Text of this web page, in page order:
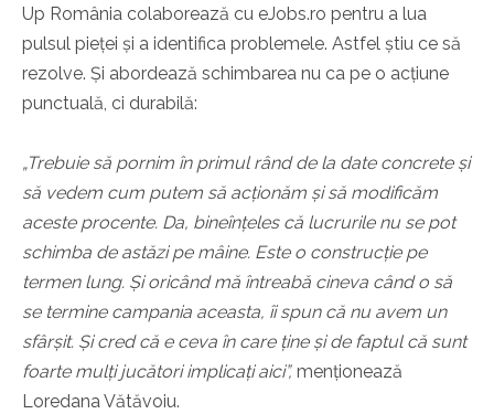
Up România colaborează cu eJobs.ro pentru a lua
pulsul pieței și a identifica problemele. Astfel știu ce să
rezolve. Și abordează schimbarea nu ca pe o acțiune
punctuală, ci durabilă:
„Trebuie să pornim în primul rând de la date concrete și
să vedem cum putem să acționăm și să modificăm
aceste procente. Da, bineînțeles că lucrurile nu se pot
schimba de astăzi pe mâine. Este o construcție pe
termen lung. Și oricând mă întreabă cineva când o să
se termine campania aceasta, îi spun că nu avem un
sfârșit. Și cred că e ceva în care ține și de faptul că sunt
foarte mulți jucători implicați aici”, menționează
Loredana Vătăvoiu.